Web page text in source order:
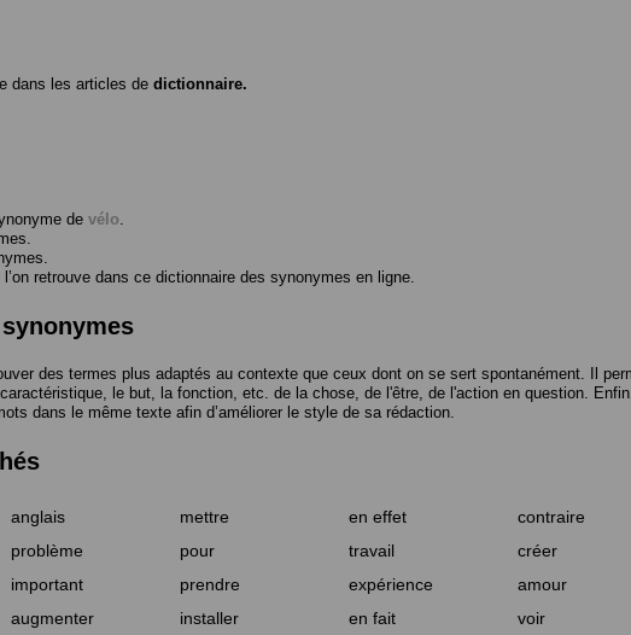
dans les articles de dictionnaire.
de vélo
retrouve dans ce dictionnaire des synonymes en ligne.
des termes plus adaptés au contexte que ceux dont on se sert spontanément. Il
le but, la fonction, etc. de la chose, de l'être, de l'action en question.
dans le même texte afin d’améliorer le style de sa rédaction.
anglais mettre en effet
contraire
problème pour travail
créer
important prendre expérience
amour
augmenter installer en fait voir